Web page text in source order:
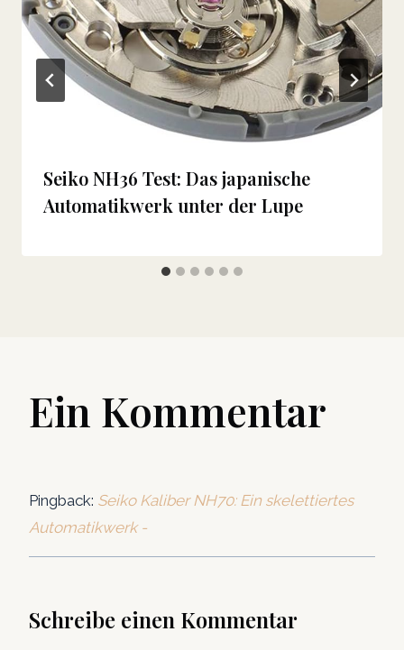
Seiko NH36 Test: Das japanische
Automatikwerk unter der Lupe
Ein Kommentar
Pingback: Seiko Kaliber NH70: Ein skelettiertes
Automatikwerk -
Schreibe einen Kommentar